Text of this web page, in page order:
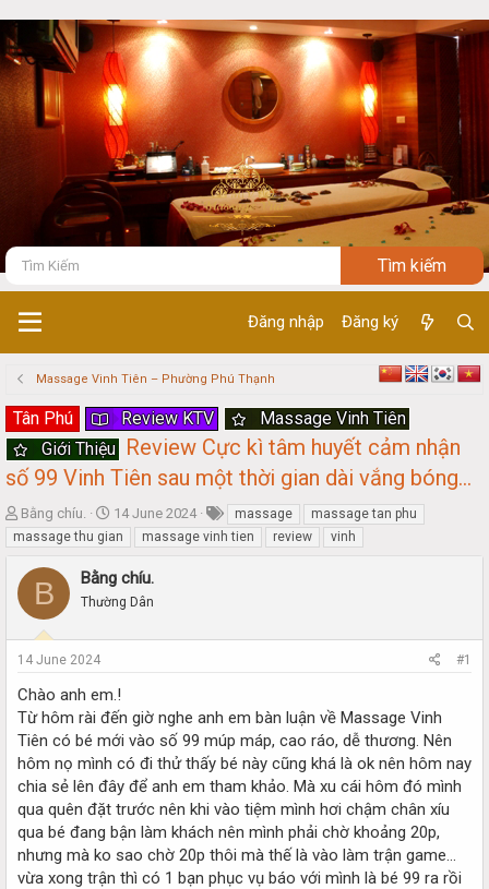
Đăng nhập Đăng ký
Massage Vinh Tiên – Phường Phú Thạnh
Tân Phú Review KTV
Massage Vinh Tiên
Giới Thiệu Review Cực kì tâm huyết cảm nhận
số 99 Vinh Tiên sau một thời gian dài vắng bóng...
T
h
r
e
d
a
r
t
e
r
Bằng chíu.
S
t
a
r
t
d
14 June 2024 massage
massage tan phu
massage thu gian
massage vinh tien review vinh
B Bằng chíu.
Thường Dân
14 June 2024 #1
Chào anh em.!
Từ hôm rài đến giờ nghe anh em bàn luận về Massage Vinh
Tiên có bé mới vào số 99 múp máp, cao ráo, dễ thương. Nên
hôm nọ mình có đi thử thấy bé này cũng khá là ok nên hôm nay
chia sẻ lên đây để anh em tham khảo. Mà xu cái hôm đó mình
qua quên đặt trước nên khi vào tiệm mình hơi chậm chân xíu
qua bé đang bận làm khách nên mình phải chờ khoảng 20p,
nhưng mà ko sao chờ 20p thôi mà thế là vào làm trận game...
vừa xong trận thì có 1 bạn phục vụ báo với mình là bé 99 ra rồi